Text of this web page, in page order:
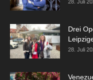
28. Juli
Drei
28. Juli